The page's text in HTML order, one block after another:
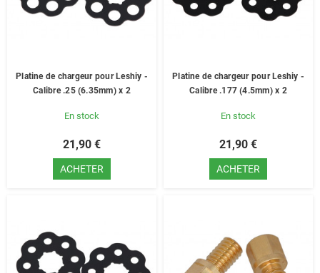
Platine de chargeur pour Leshiy -
Calibre .25 (6.35mm) x 2
En stock
21,90 €
ACHETER
Platine de chargeur pour Leshiy -
Calibre .177 (4.5mm) x 2
En stock
21,90 €
ACHETER